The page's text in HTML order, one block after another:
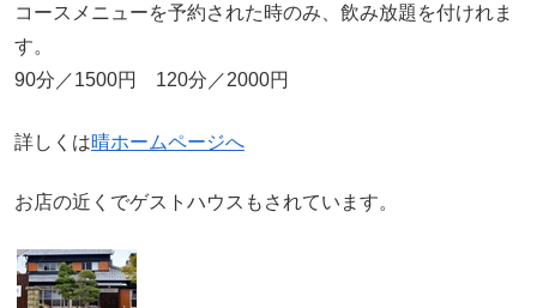
コースメニューを予約された時のみ、飲み放題を付けれま
す。
90分／1500円 120分／2000円
詳しくは晴ホームページへ
お店の近くでゲストハウスもされています。